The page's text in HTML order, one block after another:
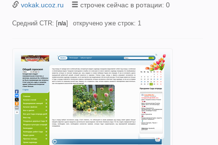
vokak.ucoz.ru строчек сейчас в ротации: 0
Средний CTR: [n/a] откручено уже строк: 1